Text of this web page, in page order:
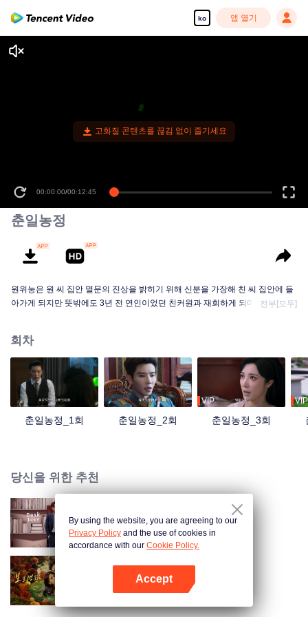
ko 앱 열기
고화질 콘텐츠를 끊김 없이 즐기세요
00:00:00/00:12:45
춘일농정
원위눙은 원 씨 집안 멸문의 진상을 밝히기 위해 신분을 가장해 친 씨 집안에 들
아가게 되지만 뜻밖에도 3년 전 연인이었던 친커원과 재회하게 되며 임무에 번
도는 동안 정이 더욱 깊어진다.
전부[모두]
회차
춘일농정_1회 춘일농정_2회
VIP
춘일농정_3회
VIP
당신을 위한 추천
모색심적
보보생환
By using the website, you are agreeing to our
Privacy Policy and the use of cookies in
accordance with our Cookie Policy.
Accept